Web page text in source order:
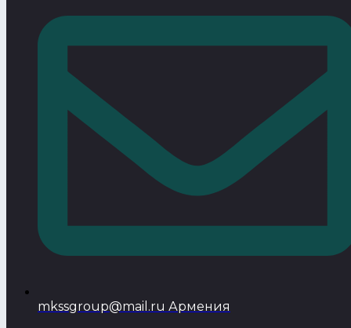
mkssgroup@mail.ru Армения